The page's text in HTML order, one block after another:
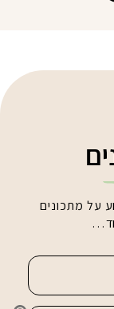
על מתכונים